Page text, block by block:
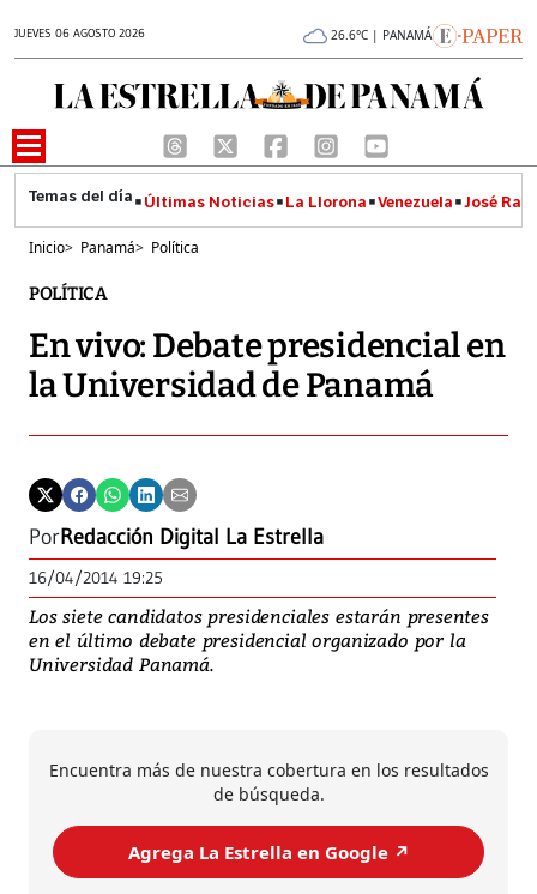
JUEVES 06 AGOSTO 2026 26.6°C | PANAMÁ
Últimas Noticias La Llorona Venezuela José
Inicio> Panamá> Política
POLÍTICA
En vivo: Debate presidencial en
la Universidad de Panamá
PorRedacción Digital La Estrella
16/04/2014 19:25
Los siete candidatos presidenciales estarán presentes
en el último debate presidencial organizado por la
Universidad Panamá.
Encuentra más de nuestra cobertura en los resultados
de búsqueda.
Agrega La Estrella en Google ↗️